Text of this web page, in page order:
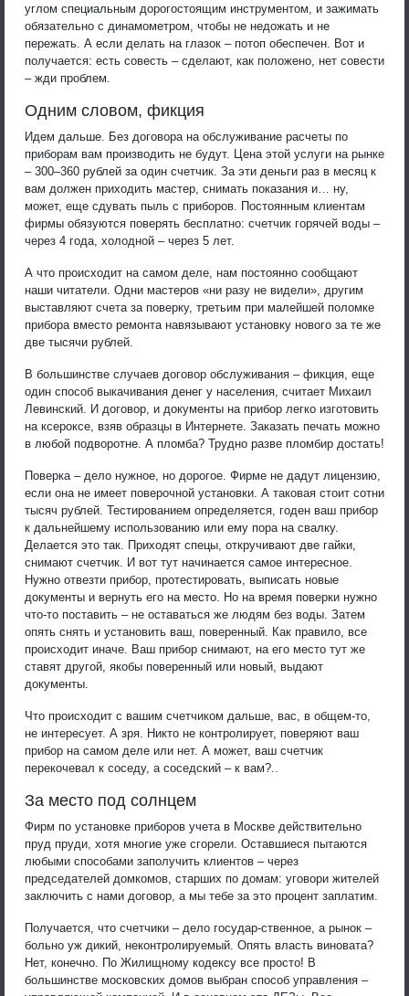
углом специальным дорогостоящим инструментом, и зажимать
обязательно с динамометром, чтобы не недожать и не
пережать. А если делать на глазок – потоп обеспечен. Вот и
получается: есть совесть – сделают, как положено, нет совести
– жди проблем.
Одним словом, фикция
Идем дальше. Без договора на обслуживание расчеты по
приборам вам производить не будут. Цена этой услуги на рынке
– 300–360 рублей за один счетчик. За эти деньги раз в месяц к
вам должен приходить мастер, снимать показания и… ну,
может, еще сдувать пыль с приборов. Постоянным клиентам
фирмы обязуются поверять бесплатно: счетчик горячей воды –
через 4 года, холодной – через 5 лет.
А что происходит на самом деле, нам постоянно сообщают
наши читатели. Одни мастеров «ни разу не видели», другим
выставляют счета за поверку, третьим при малейшей поломке
прибора вместо ремонта навязывают установку нового за те же
две тысячи рублей.
В большинстве случаев договор обслуживания – фикция, еще
один способ выкачивания денег у населения, считает Михаил
Левинский. И договор, и документы на прибор легко изготовить
на ксероксе, взяв образцы в Интернете. Заказать печать можно
в любой подворотне. А пломба? Трудно разве пломбир достать!
Поверка – дело нужное, но дорогое. Фирме не дадут лицензию,
если она не имеет поверочной установки. А таковая стоит сотни
тысяч рублей. Тестированием определяется, годен ваш прибор
к дальнейшему использованию или ему пора на свалку.
Делается это так. Приходят спецы, откручивают две гайки,
снимают счетчик. И вот тут начинается самое интересное.
Нужно отвезти прибор, протестировать, выписать новые
документы и вернуть его на место. Но на время поверки нужно
что-то поставить – не оставаться же людям без воды. Затем
опять снять и установить ваш, поверенный. Как правило, все
происходит иначе. Ваш прибор снимают, на его место тут же
ставят другой, якобы поверенный или новый, выдают
документы.
Что происходит с вашим счетчиком дальше, вас, в общем-то,
не интересует. А зря. Никто не контролирует, поверяют ваш
прибор на самом деле или нет. А может, ваш счетчик
перекочевал к соседу, а соседский – к вам?..
За место под солнцем
Фирм по установке приборов учета в Москве действительно
пруд пруди, хотя многие уже сгорели. Оставшиеся пытаются
любыми способами заполучить клиентов – через
председателей домкомов, старших по домам: уговори жителей
заключить с нами договор, а мы тебе за это процент заплатим.
Получается, что счетчики – дело государ-ственное, а рынок –
больно уж дикий, неконтролируемый. Опять власть виновата?
Нет, конечно. По Жилищному кодексу все просто! В
большинстве московских домов выбран способ управления –